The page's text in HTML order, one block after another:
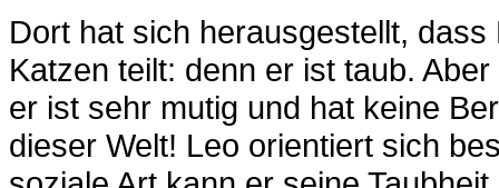
Dort hat sich herausgestellt,
Katzen teilt: denn er ist taub.
er ist sehr mutig und hat keine
dieser Welt! Leo orientiert sich